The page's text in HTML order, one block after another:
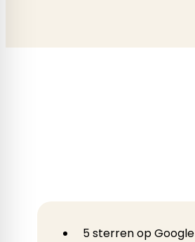
5 sterren op Google